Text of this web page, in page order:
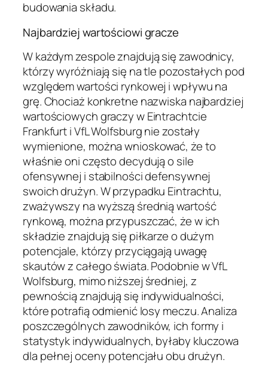
budowania składu.
Najbardziej wartościowi gracze
W każdym zespole znajdują się zawodnicy,
którzy wyróżniają się na tle pozostałych pod
względem wartości rynkowej i wpływu na
grę. Chociaż konkretne nazwiska najbardziej
wartościowych graczy w Eintrachtcie
Frankfurt i VfL Wolfsburg nie zostały
wymienione, można wnioskować, że to
właśnie oni często decydują o sile
ofensywnej i stabilności defensywnej
swoich drużyn. W przypadku Eintrachtu,
zważywszy na wyższą średnią wartość
rynkową, można przypuszczać, że w ich
składzie znajdują się piłkarze o dużym
potencjale, którzy przyciągają uwagę
skautów z całego świata. Podobnie w VfL
Wolfsburg, mimo niższej średniej, z
pewnością znajdują się indywidualności,
które potrafią odmienić losy meczu. Analiza
poszczególnych zawodników, ich formy i
statystyk indywidualnych, byłaby kluczowa
dla pełnej oceny potencjału obu drużyn.